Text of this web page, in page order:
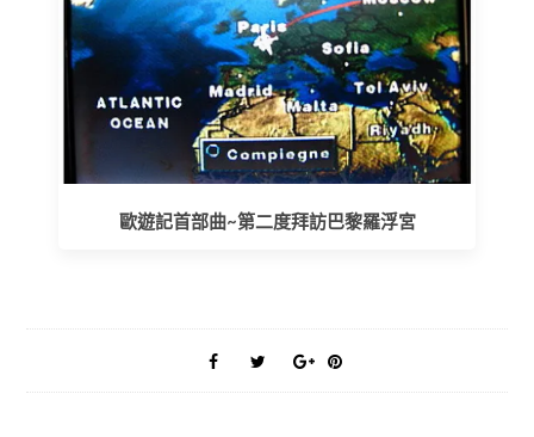
歐遊記首部曲~第二度拜訪巴黎羅浮宮